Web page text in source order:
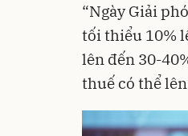
“Ngày Giải
tối thiểu 10%
lên đến 30-
thuế có thể